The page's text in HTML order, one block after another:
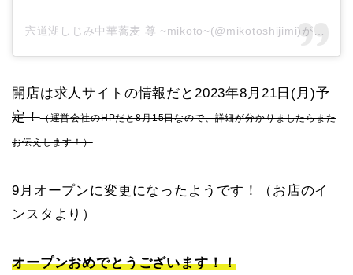
開店は求人サイトの情報だと 2023年8月21日(月)予
定！（運営会社のHPだと8月15日なので、詳細が分かりましたらまた
お伝えします！）
9月オープンに変更になったようです！（お店のイ
ンスタより）
オープンおめでとうございます！！